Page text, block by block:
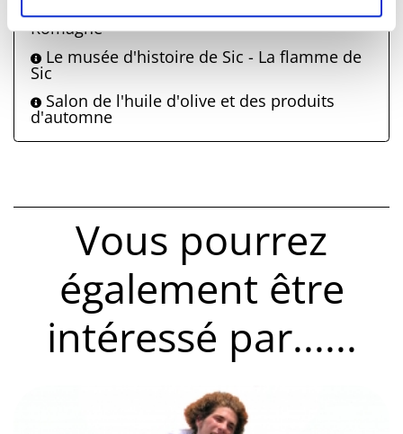
sur les routes hors des sentiers battus de la
Romagne
Le musée d'histoire de Sic - La flamme de
Sic
Salon de l'huile d'olive et des produits
d'automne
Vous pourrez
également être
intéressé par......